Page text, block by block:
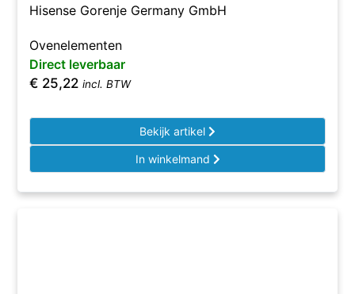
Hisense Gorenje Germany GmbH
Ovenelementen
Direct leverbaar
€ 25,22 incl. BTW
Bekijk artikel
In winkelmand